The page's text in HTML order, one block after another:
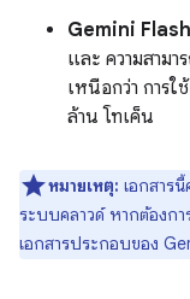
Gemini Flash
และ ความสามา
เหนือกว่า การ
ล้าน โทเค็น
หมายเหตุ: เอกสาร
ระบบคลาวด์ หากต้องก
เอกสารประกอบของ